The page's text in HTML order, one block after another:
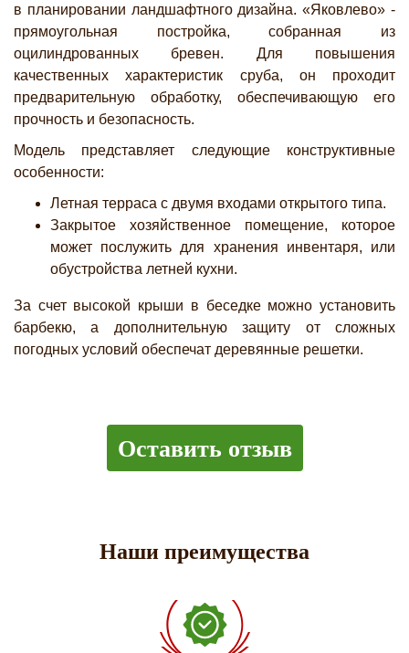
в планировании ландшафтного дизайна. «Яковлево» -
прямоугольная постройка, собранная из
оцилиндрованных бревен. Для повышения
качественных характеристик сруба, он проходит
предварительную обработку, обеспечивающую его
прочность и безопасность.
Модель представляет следующие конструктивные
особенности:
Летная терраса с двумя входами открытого типа.
Закрытое хозяйственное помещение, которое
может послужить для хранения инвентаря, или
обустройства летней кухни.
За счет высокой крыши в беседке можно установить
барбекю, а дополнительную защиту от сложных
погодных условий обеспечат деревянные решетки.
Оставить отзыв
Наши преимущества